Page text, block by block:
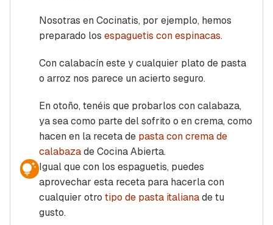
Nosotras en Cocinatis, por ejemplo, hemos
preparado los espaguetis con espinacas.
Con calabacín este y cualquier plato de pasta
o arroz nos parece un acierto seguro.
En otoño, tenéis que probarlos con calabaza,
ya sea como parte del sofrito o en crema, como
hacen en la receta de pasta con crema de
calabazade Cocina Abierta.
Igual que con los espaguetis, puedes
aprovechar esta receta para hacerla con
cualquier otro tipo de pasta italianade tu
gusto.